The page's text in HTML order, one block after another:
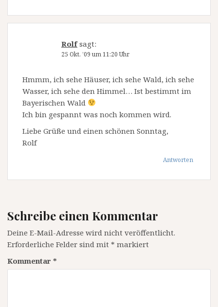
Rolf sagt:
25 Okt. ’09 um 11:20 Uhr
Hmmm, ich sehe Häuser, ich sehe Wald, ich sehe
Wasser, ich sehe den Himmel… Ist bestimmt im
Bayerischen Wald
Ich bin gespannt was noch kommen wird.
Liebe Grüße und einen schönen Sonntag,
Rolf
Antworten
Schreibe einen Kommentar
Deine E-Mail-Adresse wird nicht veröffentlicht.
Erforderliche Felder sind mit * markiert
Kommentar *